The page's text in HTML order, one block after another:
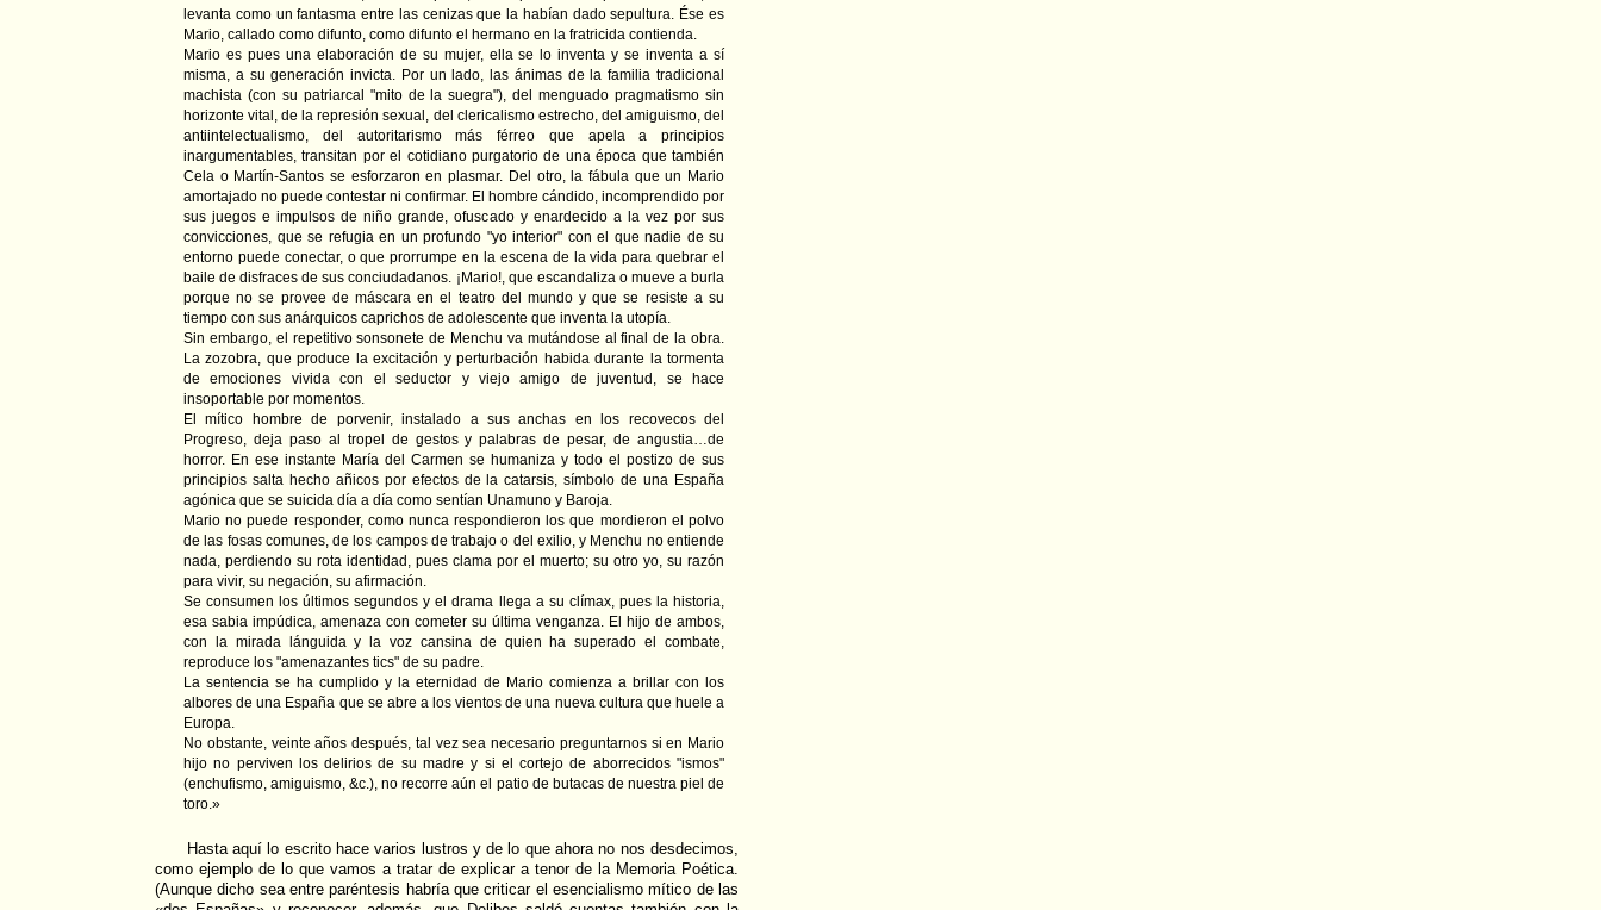
levanta como un fantasma entre las cenizas que la habían dado sepultura. Ése es
Mario, callado como difunto, como difunto el hermano en la fratricida contienda.
Mario es pues una elaboración de su mujer, ella se lo inventa y se inventa a sí
misma, a su generación invicta. Por un lado, las ánimas de la familia tradicional
machista (con su patriarcal "mito de la suegra"), del menguado pragmatismo sin
horizonte vital, de la represión sexual, del clericalismo estrecho, del amiguismo, del
antiintelectualismo, del autoritarismo más férreo que apela a principios
inargumentables, transitan por el cotidiano purgatorio de una época que también
Cela o Martín-Santos se esforzaron en plasmar. Del otro, la fábula que un Mario
amortajado no puede contestar ni confirmar. El hombre cándido, incomprendido por
sus juegos e impulsos de niño grande, ofuscado y enardecido a la vez por sus
convicciones, que se refugia en un profundo "yo interior" con el que nadie de su
entorno puede conectar, o que prorrumpe en la escena de la vida para quebrar el
baile de disfraces de sus conciudadanos. ¡Mario!, que escandaliza o mueve a burla
porque no se provee de máscara en el teatro del mundo y que se resiste a su
tiempo con sus anárquicos caprichos de adolescente que inventa la utopía.
Sin embargo, el repetitivo sonsonete de Menchu va mutándose al final de la obra.
La zozobra, que produce la excitación y perturbación habida durante la tormenta
de emociones vivida con el seductor y viejo amigo de juventud, se hace
insoportable por momentos.
El mítico hombre de porvenir, instalado a sus anchas en los recovecos del
Progreso, deja paso al tropel de gestos y palabras de pesar, de angustia…de
horror. En ese instante María del Carmen se humaniza y todo el postizo de sus
principios salta hecho añicos por efectos de la catarsis, símbolo de una España
agónica que se suicida día a día como sentían Unamuno y Baroja.
Mario no puede responder, como nunca respondieron los que mordieron el polvo
de las fosas comunes, de los campos de trabajo o del exilio, y Menchu no entiende
nada, perdiendo su rota identidad, pues clama por el muerto; su otro yo, su razón
para vivir, su negación, su afirmación.
Se consumen los últimos segundos y el drama llega a su clímax, pues la historia,
esa sabia impúdica, amenaza con cometer su última venganza. El hijo de ambos,
con la mirada lánguida y la voz cansina de quien ha superado el combate,
reproduce los "amenazantes tics" de su padre.
La sentencia se ha cumplido y la eternidad de Mario comienza a brillar con los
albores de una España que se abre a los vientos de una nueva cultura que huele a
Europa.
No obstante, veinte años después, tal vez sea necesario preguntarnos si en Mario
hijo no perviven los delirios de su madre y si el cortejo de aborrecidos "ismos"
(enchufismo, amiguismo, &c.), no recorre aún el patio de butacas de nuestra piel de
toro.»
Hasta aquí lo escrito hace varios lustros y de lo que ahora no nos desdecimos,
como ejemplo de lo que vamos a tratar de explicar a tenor de la Memoria Poética.
(Aunque dicho sea entre paréntesis habría que criticar el esencialismo mítico de las